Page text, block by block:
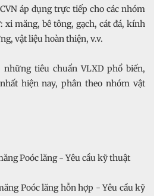
áp dụng trực tiếp cho các nhóm
xi măng, bê tông, gạch, cát đá, kính
vật liệu hoàn thiện, v.v.
tiêu chuẩn VLXD phổ biến,
hiện nay, phân theo nhóm vật
Poóc lăng - Yêu cầu kỹ thuật
Poóc lăng hỗn hợp - Yêu cầu kỹ